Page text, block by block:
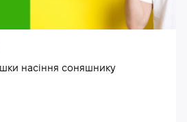
насіння соняшнику